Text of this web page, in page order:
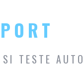
TESTE AUTO